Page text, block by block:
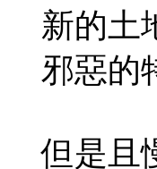
新的土
邪惡的
但是且